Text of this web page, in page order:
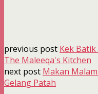
previous post Kek
The Maleeqa's Kitchen
next post Makan
Gelang Patah